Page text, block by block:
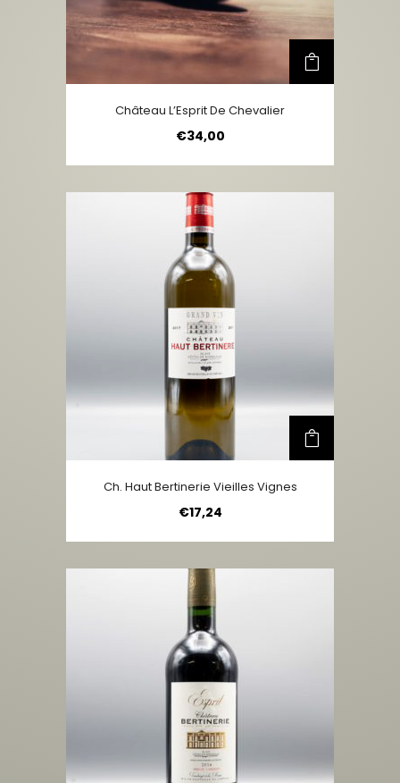
Château L’Esprit De Chevalier
€34,00
Ch. Haut Bertinerie Vieilles Vignes
€17,24